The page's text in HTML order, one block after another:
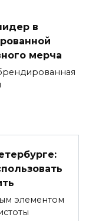
в
мерча
элементом